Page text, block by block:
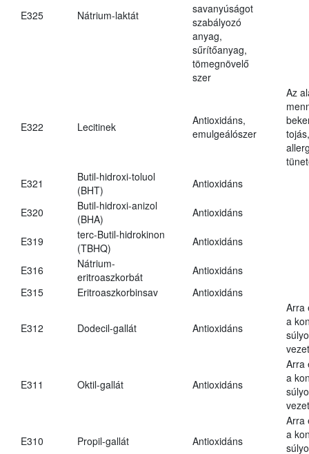
E325 Nátrium-laktát
savanyúságot
szabályozó
anyag,
sűrítőanyag,
tömegnövelő
szer
E322 Lecitinek
Antioxidáns,
emulgeálószer
Az
E321
Butil-hidroxi-toluol
(BHT)
Antioxidáns
E320
Butil-hidroxi-anizol
(BHA)
Antioxidáns
E319
terc-Butil-hidrokinon
(TBHQ)
Antioxidáns
E316
Nátrium-
eritroaszkorbát
Antioxidáns
E315
Eritroaszkorbinsav Antioxidáns
E312 Dodecil-gallát Antioxidáns
Arra
a
E311 Oktil-gallát Antioxidáns
Arra
a
E310 Propil-gallát Antioxidáns
Arra
a